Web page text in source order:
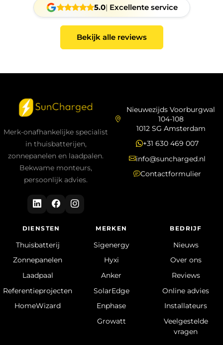
5.0| Excellente service
Bekijk alle reviews
Merk-onafhankelijke specialist
in thuisbatterijen,
zonnepanelen en laadpalen.
Bekwame monteurs,
persoonlijk advies.
Nieuwezijds Voorburgwal
104-108
1012 SG Amsterdam
+31 630 469 007
info@suncharged.nl
Contactformulier
DIENSTEN
Thuisbatterij
Zonnepanelen
Laadpaal
Referentieprojecten
HomeWizard
MERKEN
Sigenergy
Hyxi
Anker
SolarEdge
Enphase
Growatt
BEDRIJF
Nieuws
Over ons
Reviews
Online advies
Installateurs
Veelgestelde
vragen